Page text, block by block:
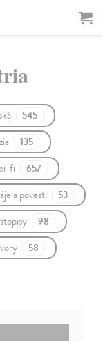
545
135
fi 657
a povesti 53
98
58